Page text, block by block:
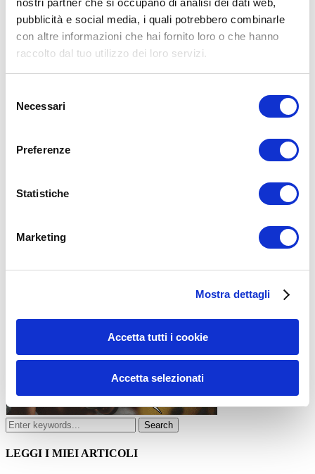
nostri partner che si occupano di analisi dei dati web,
pubblicità e social media, i quali potrebbero combinarle
con altre informazioni che hai fornito loro o che hanno
raccolto dal tuo utilizzo dei loro servizi.
delNecessari
Preferenze
Statistiche
Marketing
Mostra dettagli
Accetta tutti i cookie
Accetta selezionati
LEGGI I MIEI ARTICOLI